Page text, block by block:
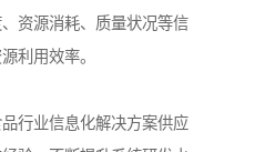
资源消耗、质量状况等信
利用效率。
行业信息化解决方案供应